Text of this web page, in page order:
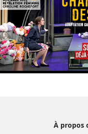
À propos